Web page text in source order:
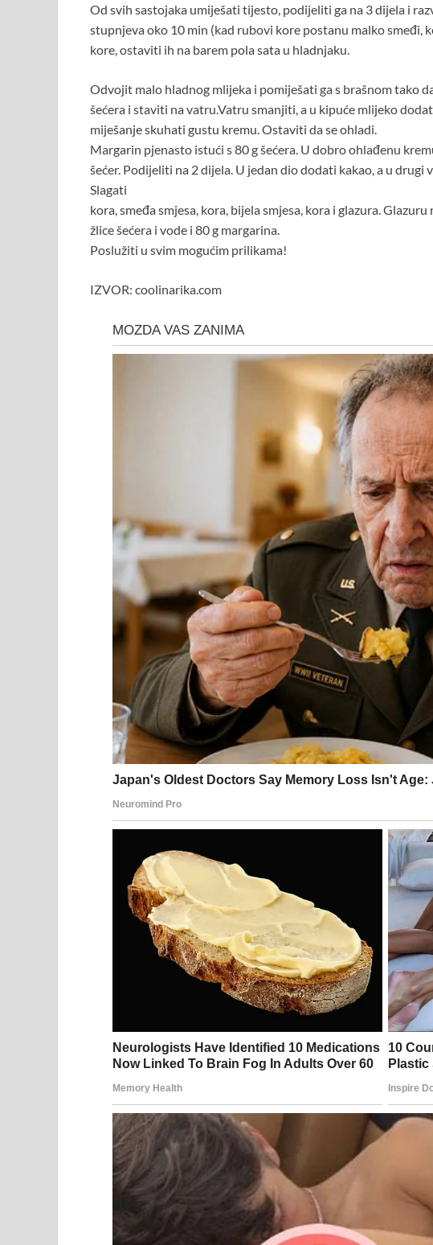
Od svih sastojaka umiješati tijesto, podijeliti ga na 3 dijela i
stupnjeva oko 10 min (kad rubovi kore postanu malko smeđi,
kore, ostaviti ih na barem pola sata u hladnjaku.
Odvojit malo hladnog mlijeka i pomiješati ga s brašnom tako
šećera i staviti na vatru.Vatru smanjiti, a u kipuće mlijeko
miješanje skuhati gustu kremu. Ostaviti da se ohladi.
Margarin pjenasto istući s 80 g šećera. U dobro ohlađenu
šećer. Podijeliti na 2 dijela. U jedan dio dodati kakao, a u drugi
Slagati
kora, smeđa smjesa, kora, bijela smjesa, kora i glazura.
žlice šećera i vode i 80 g margarina.
Poslužiti u svim mogućim prilikama!
IZVOR: coolinarika.com